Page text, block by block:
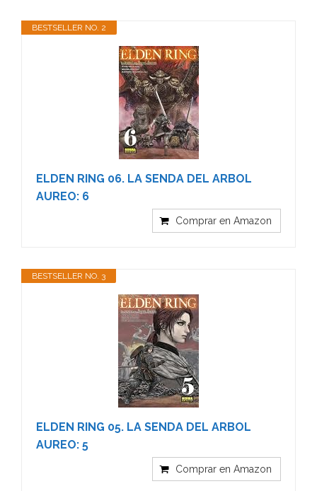
BESTSELLER NO. 2
ELDEN RING 06. LA SENDA DEL ARBOL
AUREO: 6
Comprar en Amazon
BESTSELLER NO. 3
ELDEN RING 05. LA SENDA DEL ARBOL
AUREO: 5
Comprar en Amazon